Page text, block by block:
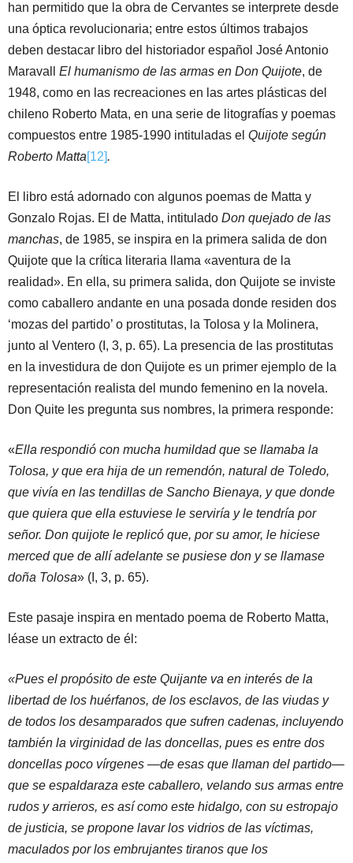
han permitido que la obra de Cervantes se interprete desde
una óptica revolucionaria; entre estos últimos trabajos
deben destacar libro del historiador español José Antonio
Maravall El humanismo de las armas en Don Quijote, de
1948, como en las recreaciones en las artes plásticas del
chileno Roberto Mata, en una serie de litografías y poemas
compuestos entre 1985-1990 intituladas el Quijote según
Roberto Matta[12].
El libro está adornado con algunos poemas de Matta y
Gonzalo Rojas. El de Matta, intitulado Don quejado de las
manchas, de 1985, se inspira en la primera salida de don
Quijote que la crítica literaria llama «aventura de la
realidad». En ella, su primera salida, don Quijote se inviste
como caballero andante en una posada donde residen dos
‘mozas del partido’ o prostitutas, la Tolosa y la Molinera,
junto al Ventero (I, 3, p. 65). La presencia de las prostitutas
en la investidura de don Quijote es un primer ejemplo de la
representación realista del mundo femenino en la novela.
Don Quite les pregunta sus nombres, la primera responde:
«Ella respondió con mucha humildad que se llamaba la
Tolosa, y que era hija de un remendón, natural de Toledo,
que vivía en las tendillas de Sancho Bienaya, y que donde
que quiera que ella estuviese le serviría y le tendría por
señor. Don quijote le replicó que, por su amor, le hiciese
merced que de allí adelante se pusiese don y se llamase
doña Tolosa» (I, 3, p. 65).
Este pasaje inspira en mentado poema de Roberto Matta,
léase un extracto de él:
«Pues el propósito de este Quijante va en interés de la
libertad de los huérfanos, de los esclavos, de las viudas y
de todos los desamparados que sufren cadenas, incluyendo
también la virginidad de las doncellas, pues es entre dos
doncellas poco vírgenes —de esas que llaman del partido—
que se espaldaraza este caballero, velando sus armas entre
rudos y arrieros, es así como este hidalgo, con su estropajo
de justicia, se propone lavar los vidrios de las víctimas,
maculados por los embrujantes tiranos que los